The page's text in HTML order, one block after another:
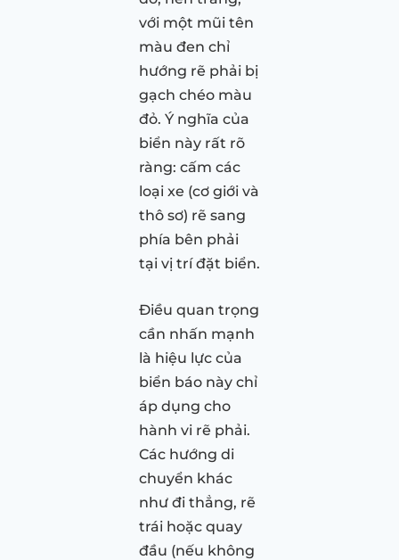
với một mũi tên
màu đen chỉ
hướng rẽ phải bị
gạch chéo màu
đỏ. Ý nghĩa của
biển này rất rõ
ràng: cấm các
loại xe (cơ giới và
thô sơ) rẽ sang
phía bên phải
tại vị trí đặt biển.
Điều quan trọng
cần nhấn mạnh
là hiệu lực của
biển báo này chỉ
áp dụng cho
hành vi rẽ phải.
Các hướng di
chuyển khác
như đi thẳng, rẽ
trái hoặc quay
đầu (nếu không